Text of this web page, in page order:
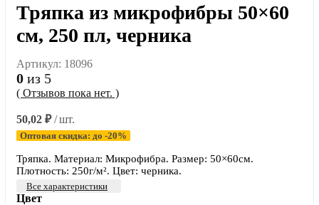
Тряпка из микрофибры 50×60
см, 250 пл, черника
Артикул: 18096
0 из 5
( Отзывов пока нет. )
50,02 ₽ / шт.
Оптовая скидка: до -20%
Тряпка. Материал: Микрофибра. Размер: 50×60см.
Плотность: 250г/м². Цвет: черника.
Все характеристики
Цвет